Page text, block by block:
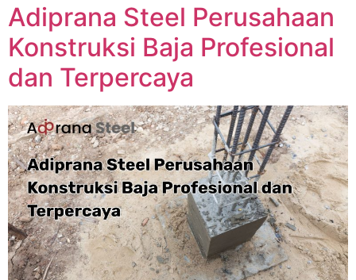
Adiprana Steel Perusahaan
Konstruksi Baja Profesional
dan Terpercaya